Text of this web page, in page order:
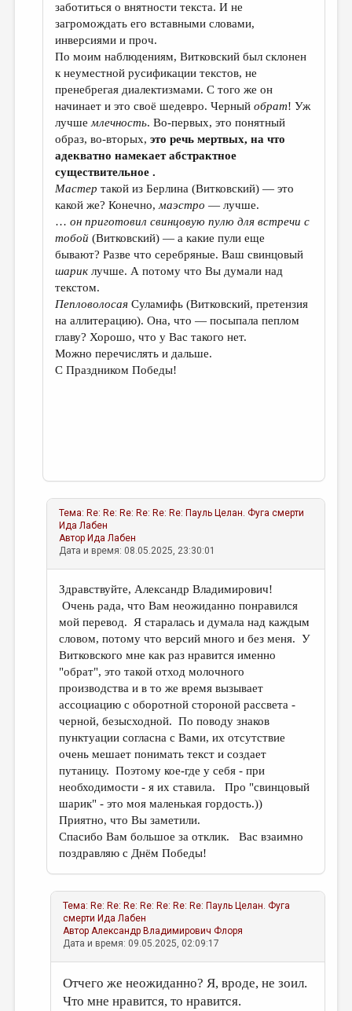
заботиться о внятности текста. И не
загромождать его вставными словами,
инверсиями и проч.
По моим наблюдениям, Витковский был склонен
к неуместной русификации текстов, не
пренебрегая диалектизмами. С того же он
начинает и это своё шедевро. Черныйобрат! Уж
лучше млечность. Во-первых, это понятный
образ, во-вторых,это речь мертвых,на что
адекватно намекаетабстрактное
существительное .
Мастер такой из Берлина (Витковский) — это
какой же? Конечно, маэстро — лучше.
…он приготовил свинцовую пулю для встречи с
тобой (Витковский) — а какие пули еще
бывают? Разве что серебряные. Ваш свинцовый
шарик лучше. А потому что Вы думали над
текстом.
Пепловолосая Суламифь (Витковский, претензия
на аллитерацию). Она, что — посыпала пеплом
главу? Хорошо, что у Вас такого нет.
Можно перечислять и дальше.
С Праздником Победы!
Тема: Re: Re: Re: Re: Re: Re: Пауль Целан. Фуга смерти
Ида Лабен
Автор Ида Лабен
Дата и время: 08.05.2025, 23:30:01
Здравствуйте, Александр Владимирович!
Очень рада, что Вам неожиданно понравился
мой перевод. Я старалась и думала над каждым
словом, потому что версий много и без меня. У
Витковского мне как раз нравится именно
"обрат", это такой отход молочного
производства и в то же время вызывает
ассоциацию с оборотной стороной рассвета -
черной, безысходной. По поводу знаков
пунктуации согласна с Вами, их отсутствие
очень мешает понимать текст и создает
путаницу. Поэтому кое-где у себя - при
необходимости - я их ставила. Про "свинцовый
шарик" - это моя маленькая гордость.))
Приятно, что Вы заметили.
Спасибо Вам большое за отклик. Вас взаимно
поздравляю с Днём Победы!
Тема: Re: Re: Re: Re: Re: Re: Re: Пауль Целан. Фуга
смерти Ида Лабен
АвторАлександр Владимирович Флоря
Дата и время: 09.05.2025, 02:09:17
Отчего же неожиданно? Я, вроде, не зоил.
Что мне нравится, то нравится.